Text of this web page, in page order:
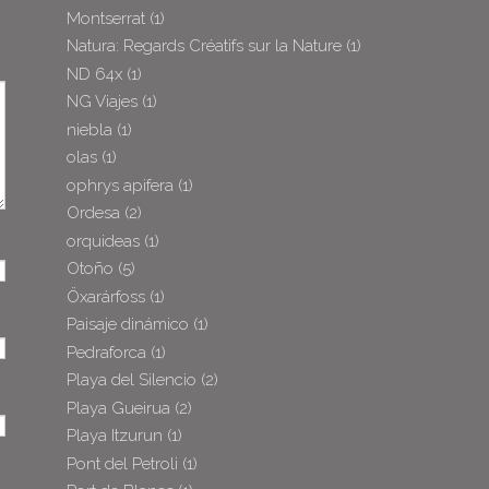
Montserrat (1)
Natura: Regards Créatifs sur la Nature (1)
ND 64x (1)
NG Viajes (1)
niebla (1)
olas (1)
ophrys apifera (1)
Ordesa (2)
orquideas (1)
Otoño (5)
Öxarárfoss (1)
Paisaje dinámico (1)
Pedraforca (1)
Playa del Silencio (2)
Playa Gueirua (2)
Playa Itzurun (1)
Pont del Petroli (1)